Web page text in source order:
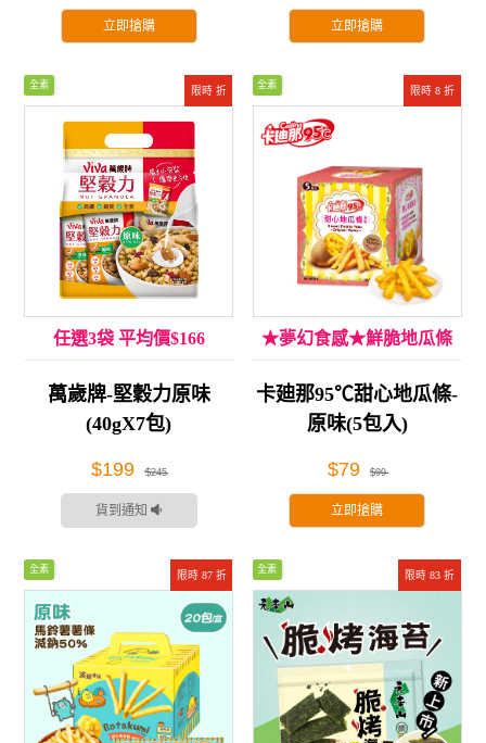
立即搶購 立即搶購
限時 折
全素
任選3袋 平均價$166
萬歲牌-堅穀力原味
(40gX7包)
$199 $245
貨到通知
限時 8 折
全素
★夢幻食感★鮮脆地瓜條
卡廸那95℃甜心地瓜條-
原味(5包入)
$79 $99
立即搶購
限時 87 折
全素
限時 83 折
全素